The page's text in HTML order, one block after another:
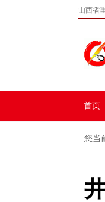
山西省
首页
您当